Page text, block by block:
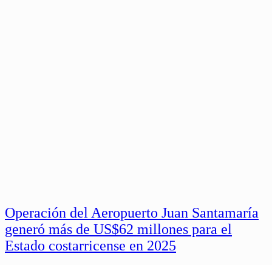
Operación del Aeropuerto Juan Santamaría
generó más de US$62 millones para el
Estado costarricense en 2025